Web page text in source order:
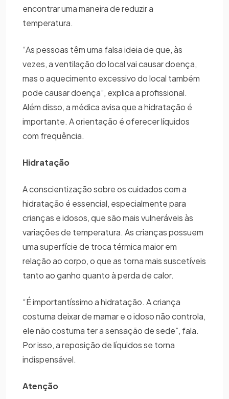
encontrar uma maneira de reduzir a
temperatura.
“As pessoas têm uma falsa ideia de que, às
vezes, a ventilação do local vai causar doença,
mas o aquecimento excessivo do local também
pode causar doença”, explica a profissional.
Além disso, a médica avisa que a hidratação é
importante. A orientação é oferecer líquidos
com frequência.
Hidratação
A conscientização sobre os cuidados com a
hidratação é essencial, especialmente para
crianças e idosos, que são mais vulneráveis às
variações de temperatura. As crianças possuem
uma superfície de troca térmica maior em
relação ao corpo, o que as torna mais suscetíveis
tanto ao ganho quanto à perda de calor.
“É importantíssimo a hidratação. A criança
costuma deixar de mamar e o idoso não controla,
ele não costuma ter a sensação de sede”, fala.
Por isso, a reposição de líquidos se torna
indispensável.
Atenção